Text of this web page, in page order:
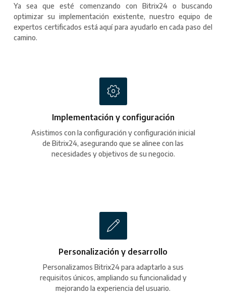
Ya sea que esté comenzando con Bitrix24 o buscando
optimizar su implementación existente, nuestro equipo de
expertos certificados está aquí para ayudarlo en cada paso del
camino.
Implementación y configuración
Asistimos con la configuración y configuración inicial
de Bitrix24, asegurando que se alinee con las
necesidades y objetivos de su negocio.
Personalización y desarrollo
Personalizamos Bitrix24 para adaptarlo a sus
requisitos únicos, ampliando su funcionalidad y
mejorando la experiencia del usuario.